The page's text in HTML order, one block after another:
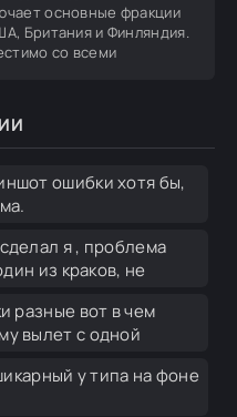
основные фракции
Британия и Финляндия.
со всеми
ошибки хотя бы,
я , проблема
из краков, не
разные вот в чем
вылет с одной
у типа на фоне